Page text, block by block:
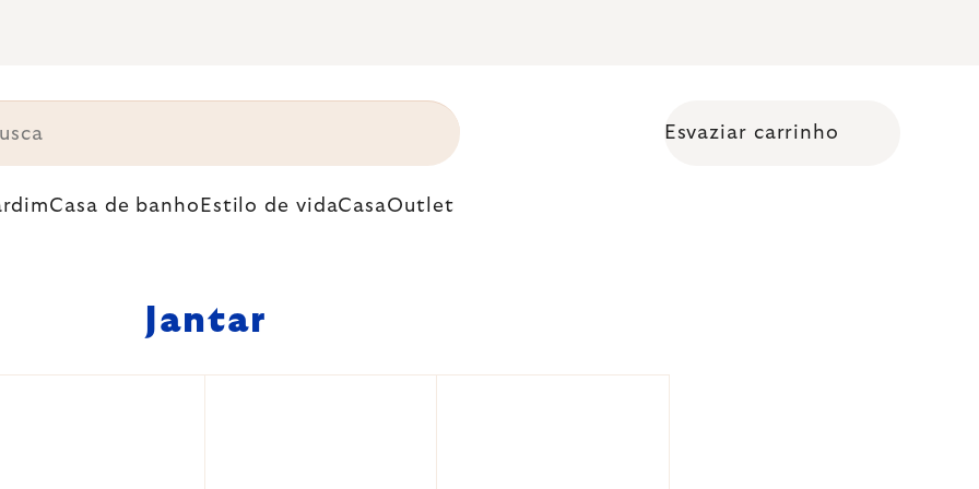
Esvaziar carrinho
Casa de banho Estilo de vidaCasaOutlet
Jantar